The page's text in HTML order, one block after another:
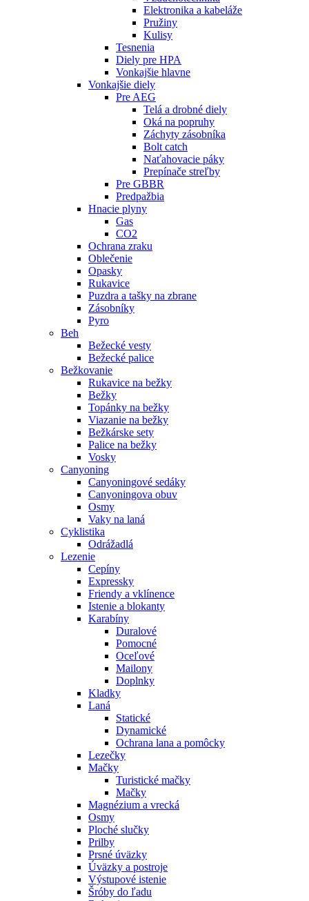
Elektronika a kabeláže
Pružiny
Kulisy
Tesnenia
Diely pre HPA
Vonkajšie hlavne
Vonkajšie diely
Pre AEG
Telá a drobné diely
Oká na popruhy
Záchyty zásobníka
Bolt catch
Naťahovacie páky
Prepínače streľby
Pre GBBR
Predpažbia
Hnacie plyny
Gas
CO2
Ochrana zraku
Oblečenie
Opasky
Rukavice
Puzdra a tašky na zbrane
Zásobníky
Pyro
Beh
Bežecké vesty
Bežecké palice
Bežkovanie
Rukavice na bežky
Bežky
Topánky na bežky
Viazanie na bežky
Bežkárske sety
Palice na bežky
Vosky
Canyoning
Canyoningové sedáky
Canyoningova obuv
Osmy
Vaky na laná
Cyklistika
Odrážadlá
Lezenie
Cepíny
Expressky
Friendy a vklínence
Istenie a blokanty
Karabíny
Duralové
Pomocné
Oceľové
Mailony
Doplnky
Kladky
Laná
Statické
Dynamické
Ochrana lana a pomôcky
Lezečky
Mačky
Turistické mačky
Mačky
Magnézium a vrecká
Osmy
Ploché slučky
Prilby
Prsné úväzky
Úväzky a postroje
Výstupové istenie
Šróby do ľadu